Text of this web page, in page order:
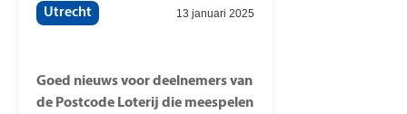
van de Postcode Loterij
Utrecht 13 januari 2025
Goed nieuws voor deelnemers van
de Postcode Loterij die meespelen